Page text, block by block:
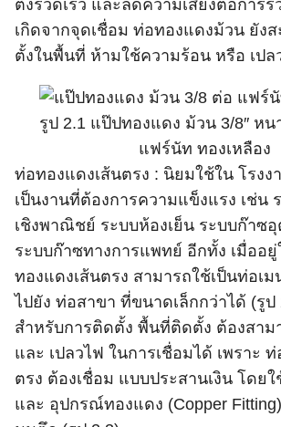
ตั้งรวดเร็ว และลดความเสี่ยงต่อการ
เกิดจากจุดเชื่อม ท่อทองแดงม้วน ยัง
ตั้งในพื้นที่ ห้ามใช้ความร้อน หรือ เปล
รูป 2.1 แป๊ปทองแดง ม้วน 3/8″ หน
แฟร์นัท ทองเหลือง
ท่อทองแดงเส้นตรง : นิยมใช้ใน โรง
เป็นงานที่ต้องการความแข็งแรง เช่น
เชิงพาณิชย์ ระบบห้องเย็น ระบบก๊าซ
ระบบก๊าซทางการแพทย์ อีกทั้ง เมื่ออ
ทองแดงเส้นตรง สามารถใช้เป็นท่อเม
ไปยัง ท่อสาขา ที่ขนาดเล็กกว่าได้ (รู
สำหรับการติดตั้ง พื้นที่ติดตั้ง ต้องสาม
และ เปลวไฟ ในการเชื่อมได้ เพราะ
ตรง ต้องเชื่อม แบบประสานเงิน โดยใ
และ อุปกรณ์ทองแดง (Copper